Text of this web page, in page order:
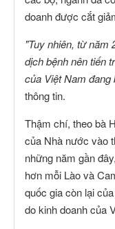
doanh được cắt
"Tuy nhiên, từ năm
dịch bệnh nên tiến
của Việt Nam đang
thông tin.
Thậm chí, theo bà
của Nhà nước vào
những năm gần
hơn mỗi Lào và
quốc gia còn lại
do kinh doanh của